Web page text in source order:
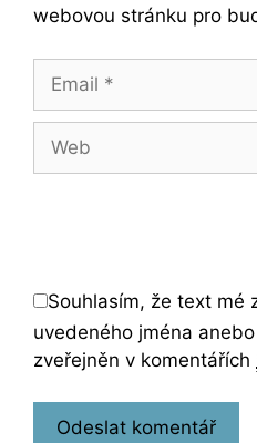
webovou stránku pro
Email
Web
Souhlasím, že text mé
uvedeného jména
zveřejněn v komentářích